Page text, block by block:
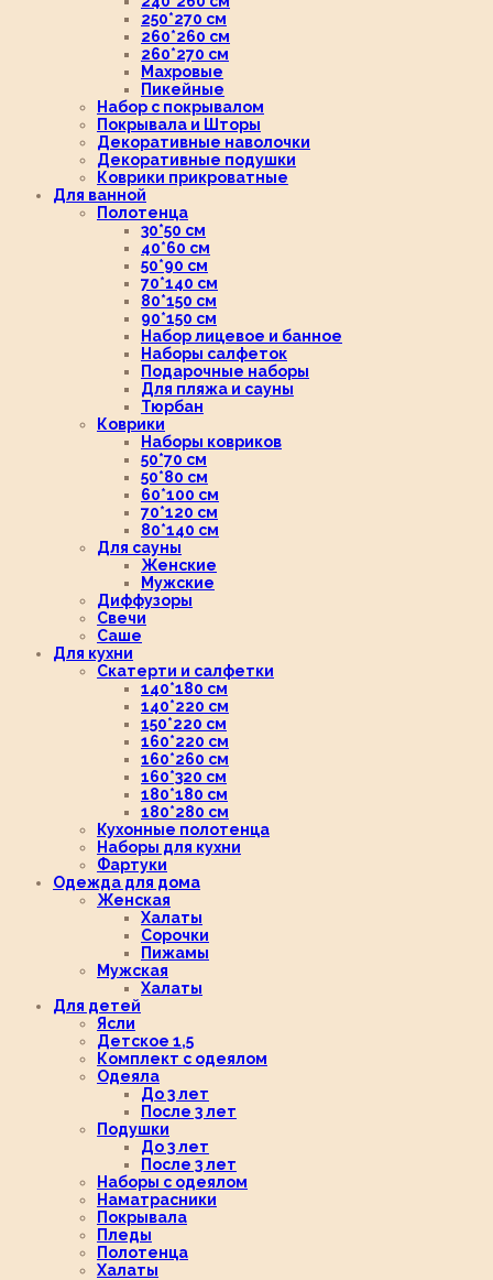
250*270 см
260*260 см
260*270 см
Махровые
Пикейные
Набор с покрывалом
Покрывала и Шторы
Декоративные наволочки
Декоративные подушки
Коврики прикроватные
Для ванной
Полотенца
30*50 см
40*60 см
50*90 см
70*140 см
80*150 см
90*150 см
Набор лицевое и банное
Наборы салфеток
Подарочные наборы
Для пляжа и сауны
Тюрбан
Коврики
Наборы ковриков
50*70 см
50*80 см
60*100 см
70*120 см
80*140 см
Для сауны
Женские
Мужские
Диффузоры
Свечи
Саше
Для кухни
Скатерти и салфетки
140*180 см
140*220 см
150*220 см
160*220 см
160*260 см
160*320 см
180*180 см
180*280 см
Кухонные полотенца
Наборы для кухни
Фартуки
Одежда для дома
Женская
Халаты
Сорочки
Пижамы
Мужская
Халаты
Для детей
Ясли
Детское 1,5
Комплект с одеялом
Одеяла
До 3 лет
После 3 лет
Подушки
До 3 лет
После 3 лет
Наборы с одеялом
Наматрасники
Покрывала
Пледы
Полотенца
Халаты